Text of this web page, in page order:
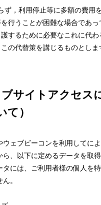
ず，利用停止等に多額の費用
行うことが困難な場合であっ
するために必要なこれに代わ
の代替策を講じるものとしま
サイトアクセス
て）
ウェブビーコンを利用してに
、以下に定めるデータを取得
タには、ご利用者様の個人を
。